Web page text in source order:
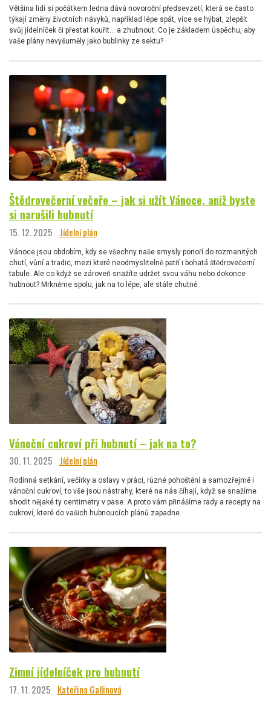
Většina lidí si počátkem ledna dává novoroční předsevzetí, která se často
týkají změny životních návyků, například lépe spát, více se hýbat, zlepšit
svůj jídelníček či přestat kouřit… a zhubnout. Co je základem úspěchu, aby
vaše plány nevyšuměly jako bublinky ze sektu?
Štědrovečerní večeře – jak si užít Vánoce, aniž byste
si narušili hubnutí
15. 12. 2025 Jídelní plán
Vánoce jsou obdobím, kdy se všechny naše smysly ponoří do rozmanitých
chutí, vůní a tradic, mezi které neodmyslitelně patří i bohatá štědrovečerní
tabule. Ale co když se zároveň snažíte udržet svou váhu nebo dokonce
hubnout? Mrkněme spolu, jak na to lépe, ale stále chutně.
Vánoční cukroví při hubnutí – jak na to?
30. 11. 2025 Jídelní plán
Rodinná setkání, večírky a oslavy v práci, různé pohoštění a samozřejmě i
vánoční cukroví, to vše jsou nástrahy, které na nás číhají, když se snažíme
shodit nějaké ty centimetry v pase. A proto vám přinášíme rady a recepty na
cukroví, které do vašich hubnoucích plánů zapadne.
Zimní jídelníček pro hubnutí
17. 11. 2025 Kateřina Gallinová